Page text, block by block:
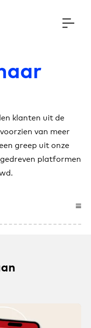
klanten uit de
van meer
greep uit onze
platformen